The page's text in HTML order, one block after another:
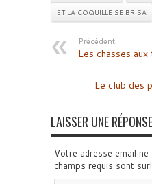
ET LA COQUILLE SE BRISA
Précédent :
Les chasses
Le club des
LAISSER UNE RÉPONSE
Votre adresse email
champs requis sont